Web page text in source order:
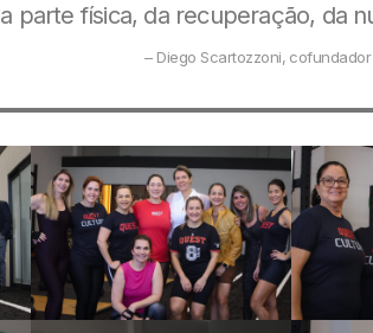
parte física, da recuperação, da
– Diego Scartozzoni,